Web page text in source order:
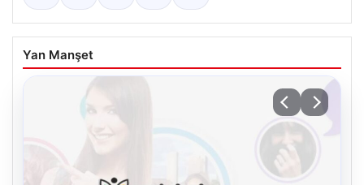
Yan Manşet